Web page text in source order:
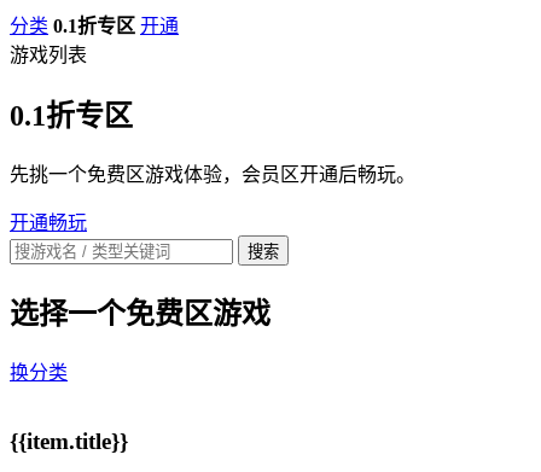
分类 0.1折专区 开通
游戏列表
0.1折专区
先挑一个免费区游戏体验，会员区开通后畅玩。
开通畅玩
搜索
选择一个免费区游戏
换分类
{{item.title}}